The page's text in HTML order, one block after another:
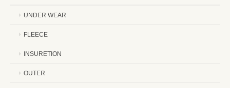
UNDER WEAR
FLEECE
INSURETION
OUTER